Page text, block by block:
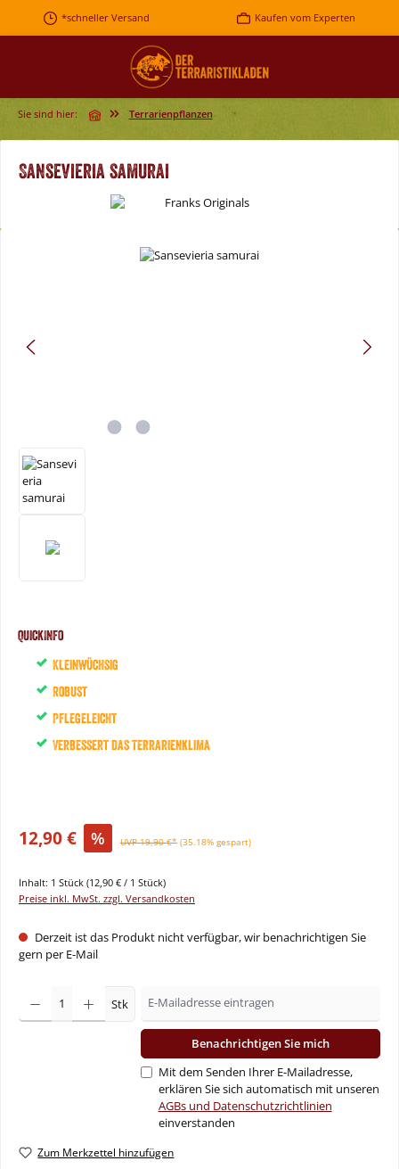
Zum Hauptinhalt springen
*schneller Versand Kaufen vom Experten
Sie sind hier: Terrarienpflanzen
Sansevieria samurai
Bildergalerie überspringen
QuickInfo
Kleinwüchsig
Robust
Pflegeleicht
Verbessert das Terrarienklima
12,90 € % UVP 19,90 €* (35.18% gespart)
Inhalt: 1 Stück (12,90 € / 1 Stück)
Preise inkl. MwSt. zzgl. Versandkosten
Derzeit ist das Produkt nicht verfügbar, wir benachrichtigen Sie
gern per E-Mail
Stk
Benachrichtigen Sie mich
Mit dem Senden Ihrer E-Mailadresse,
erklären Sie sich automatisch mit unseren
AGBs und Datenschutzrichtlinien
einverstanden
Zum Merkzettel hinzufügen